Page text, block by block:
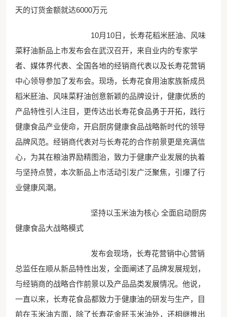
天的订货金额就达6000万元
10月10日，长寿花稻米胚油、风味
菜籽油新品上市发布会在武汉召开，来自业内的专家学
者、媒体界代表、全国各地的经销商代表以及长寿花营销
中心领导参加了发布会。现场，长寿花食用油家族新成员
稻米胚油、风味菜籽油创意新颖的品牌设计，健康优质的
产品特性引人注目，更传达出长寿花食品勇于开拓，践行
健康食品产业使命，开启厨房健康食品战略新时代的领导
品牌风范。经销商代表对与长寿花的合作前景更是充满信
心，为其在粮油界励精图治，致力于健康产业发展的执着
与坚持点赞，本次新品上市活动引发广泛聚焦，引爆了行
业健康风潮。
坚持以玉米油为核心 全面启动厨房
健康食品大战略模式
发布会现场，长寿花营销中心营销
总监任在顺从新品特性出发，全面阐述了品牌发展规划，
与经销商的战略合作前景以及产品品类发展情况。他说，
一直以来，长寿花食品都致力于健康油的研发与生产，目
前在玉米油方面，除了长寿花金胚玉米油外，还相继推出